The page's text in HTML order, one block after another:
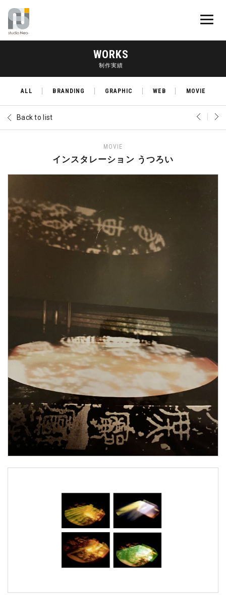
WORKS
制作実績
ALL BRANDING GRAPHIC WEB MOVIE
Back to list
MOVIE
インスタレーション うつろい